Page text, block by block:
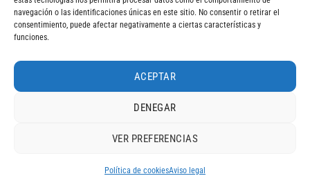
navegación o las identificaciones únicas en este sitio. No consentir o retirar el
consentimiento, puede afectar negativamente a ciertas características y
funciones.
ACEPTAR
DENEGAR
VER PREFERENCIAS
Política de cookiesAviso legal
VISA Mastercard Transferencia Cofidis
Gasto de apertura: 4% hasta 18 meses y 7% a 24 meses. Consulta
* Los modelos con entrega inmediata se envían 24 h laborables tras el
servir el producto, se devuelve el importe sin coste. La información de
por otros equivalentes o superiores.RESEÑAS DE